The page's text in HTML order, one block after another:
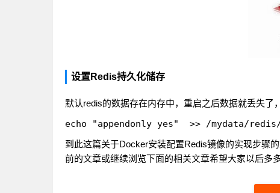
设置Redis持久化储存
默认redis的数据存在内存中，重启之后数据就丢失了
到此这篇关于Docker安装配置Redis镜像的实现步骤
前的文章或继续浏览下面的相关文章希望大家以后多多